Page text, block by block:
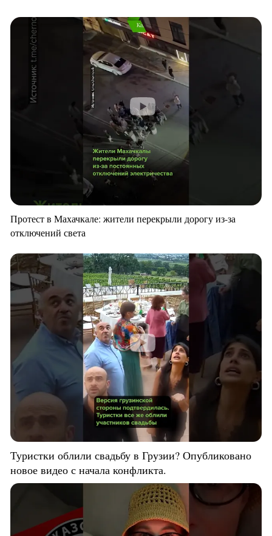
Протест в Махачкале: жители перекрыли дорогу из-за
отключений света
Туристки облили свадьбу в Грузии? Опубликовано
новое видео с начала конфликта.